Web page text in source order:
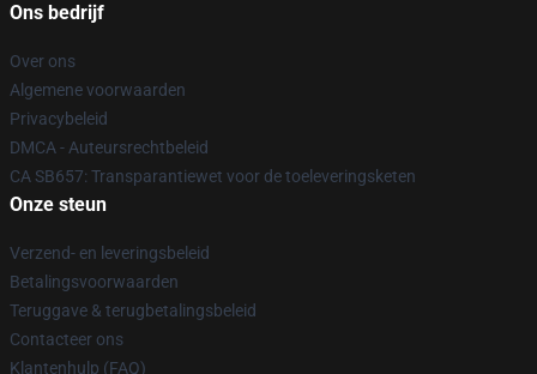
Ons bedrijf
Over ons
Algemene voorwaarden
Privacybeleid
DMCA - Auteursrechtbeleid
CA SB657: Transparantiewet voor de toeleveringsketen
Onze steun
Verzend- en leveringsbeleid
Betalingsvoorwaarden
Teruggave & terugbetalingsbeleid
Contacteer ons
Klantenhulp (FAQ)